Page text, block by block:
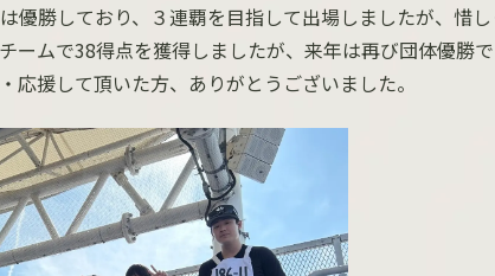
優勝しており、３連覇を目指して出場しましたが、惜
ームで38得点を獲得しましたが、来年は再び団体優勝
応援して頂いた方、ありがとうございました。